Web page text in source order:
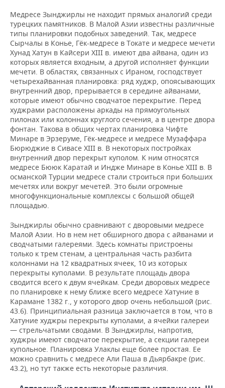
Медресе Зынджирлы не находит прямых аналогий среди
турецких памятников. В Малой Азии известны различные
типы планировки подобных заведений. Так, медресе
Сырчалы в Конье, Гёк-медресе в Токате и медресе мечети
Хунад Хатун в Кайсери XIII в. имеют два айвана, один из
которых является входным, а другой исполняет функции
мечети. В областях, связанных с Ираном, господствует
четырехайванная планировка: ряд худжр, опоясывающих
внутренний двор, прерывается в середине айванами,
которые имеют обычно сводчатое перекрытие. Перед
худжрами расположены аркады на прямоугольных
пилонах или колоннах круглого сечения, а в центре двора
фонтан. Такова в общих чертах планировка Чифте
Минаре в Эрзеруме, Гёк-медресе и медресе Музаффара
Бюрюджие в Сивасе XIII в. В некоторых постройках
внутренний двор перекрыт куполом. К ним относятся
медресе Бююк Каратай и Индже Минаре в Конье XIII в. В
османской Турции медресе стали строиться при больших
мечетях или вокруг мечетей. Это были огромные
многофункциональные комплексы с большой общей
площадью.
Зынджирлы обычно сравнивают с дворовыми медресе
Малой Азии. Но в нем нет обширного двора с айванами и
сводчатыми галереями. Здесь комнаты пристроены
только к трем стенам, а центральная часть разбита
колоннами на 12 квадратных ячеек, 10 из которых
перекрыты куполами. В результате площадь двора
сводится всего к двум ячейкам. Среди дворовых медресе
по планировке к нему ближе всего медресе Хатуние в
Карамане 1382 г., у которого двор очень небольшой (рис.
43.6). Принципиальная разница заключается в том, что в
Хатуние худжры перекрыты куполами, а ячейки галереи
— стрельчатыми сводами. В Зынджирлы, напротив,
худжры имеют сводчатое перекрытие, а секции галереи
купольное. Планировка Улаклы еще более простая. Ее
можно сравнить с медресе Али Паша в Дьярбакре (рис.
43.2), но тут также есть некоторые различия.